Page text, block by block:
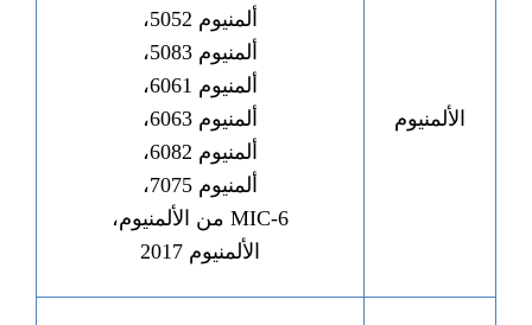
الألمنيوم
ألمنيوم 5052،
ألمنيوم 5083،
ألمنيوم 6061،
ألمنيوم 6063،
ألمنيوم 6082،
ألمنيوم 7075،
MIC-6 من الألمنيوم،
الألمنيوم 2017